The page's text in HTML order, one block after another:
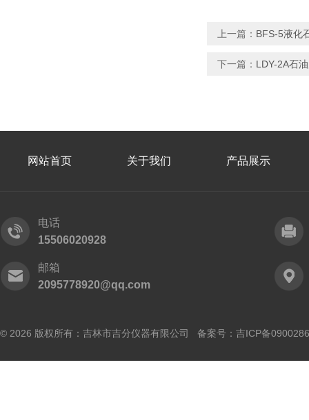
上一篇： BFS-5液化
下一篇： LDY-2A石
网站首页 关于我们 产品展示
电话
15506020928
邮箱
2095778920@qq.com
© 2026 版权所有：吉林市吉分仪器有限公司 备案号： 吉ICP备